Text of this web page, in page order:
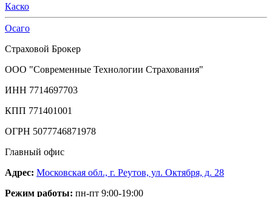
Каско
Осаго
Страховой Брокер
ООО "Современные Технологии Страхования"
ИНН 7714697703
КПП 771401001
ОГРН 5077746871978
Главный офис
Адрес: Московская обл., г. Реутов, ул. Октября, д. 28
Режим работы: пн-пт 9:00-19:00